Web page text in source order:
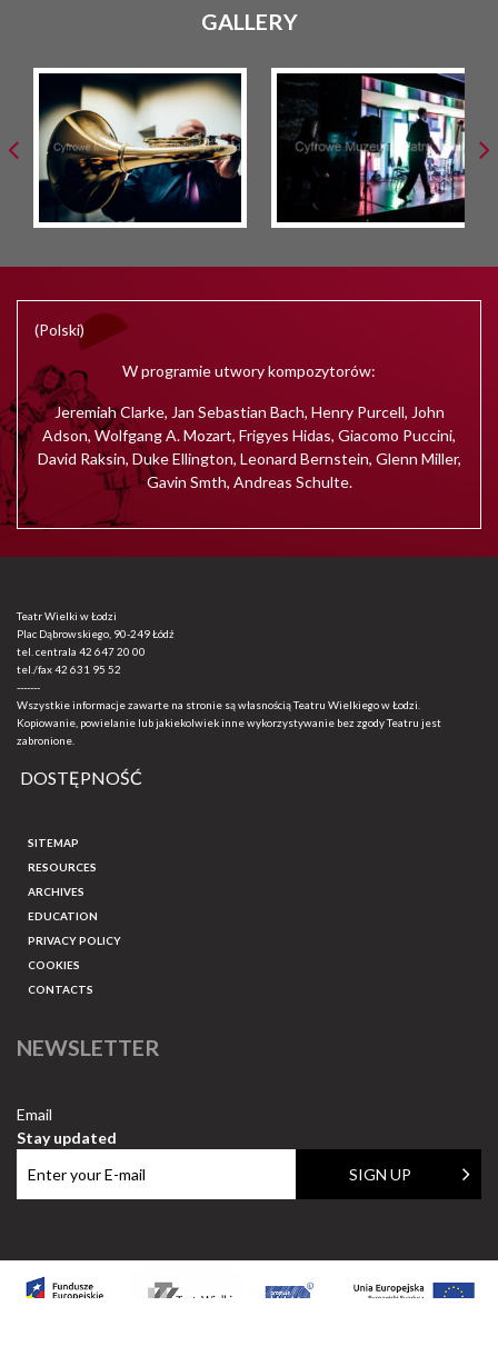
GALLERY
(Polski)
W programie utwory kompozytorów:
Jeremiah Clarke, Jan Sebastian Bach, Henry Purcell, John
Adson, Wolfgang A. Mozart, Frigyes Hidas, Giacomo Puccini,
David Raksin, Duke Ellington, Leonard Bernstein, Glenn Miller,
Gavin Smth, Andreas Schulte.
Teatr Wielki w Łodzi
Plac Dąbrowskiego, 90-249 Łódź
tel. centrala 42 647 20 00
tel./fax42 631 95 52
-------
Wszystkie informacje zawarte na stronie są własnością Teatru Wielkiego w Łodzi.
Kopiowanie, powielanie lub jakiekolwiek inne wykorzystywanie bez zgody Teatru jest
zabronione.
DOSTĘPNOŚĆ
SITEMAP
RESOURCES
ARCHIVES
EDUCATION
PRIVACY POLICY
COOKIES
CONTACTS
NEWSLETTER
Email
Stay updated